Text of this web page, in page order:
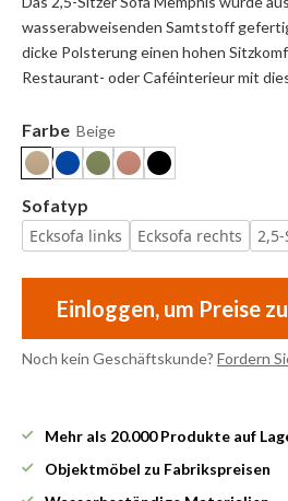
wasserabweisenden Samtstoff
dicke Polsterung einen hohen
Restaurant- oder Caféinterieur mit
Farbe Beige
Sofatyp
Ecksofa links
Ecksofa rechts
Einloggen, um Preise
Noch kein Geschäftskunde? Fordern
Mehr als 20.000 Produkte auf
Objektmöbel zu Fabrikspreisen